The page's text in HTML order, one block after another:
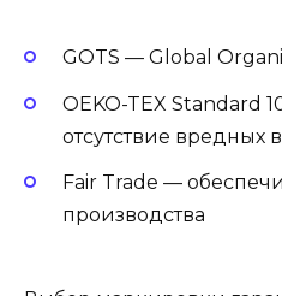
GOTS — Global
OEKO-TEX Standard
отсутствие вредных
Fair Trade —
производства